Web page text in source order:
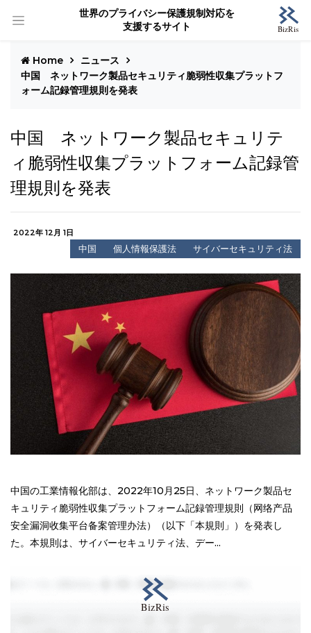
世界のプライバシー保護規制対応を
支援するサイト
Home
ニュース
中国 ネットワーク製品セキュリティ脆弱性収集プラットフ
ォーム記録管理規則を発表
中国 ネットワーク製品セキュリテ
ィ脆弱性収集プラットフォーム記録管
理規則を発表
2022年 12月 1日
中国 個人情報保護法 サイバーセキュリティ法
中国の工業情報化部は、2022年10月25日、ネットワーク製品セ
キュリティ脆弱性収集プラットフォーム記録管理規則（网络产品
安全漏洞收集平台备案管理办法）（以下「本規則」）を発表し
た。本規則は、サイバーセキュリティ法、デー...